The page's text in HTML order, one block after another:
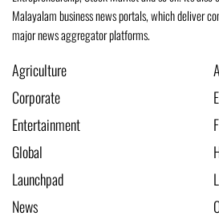
Malayalam business news portals, which deliver
major news aggregator platforms.
Agriculture
Corporate
Entertainment
Global
Launchpad
News